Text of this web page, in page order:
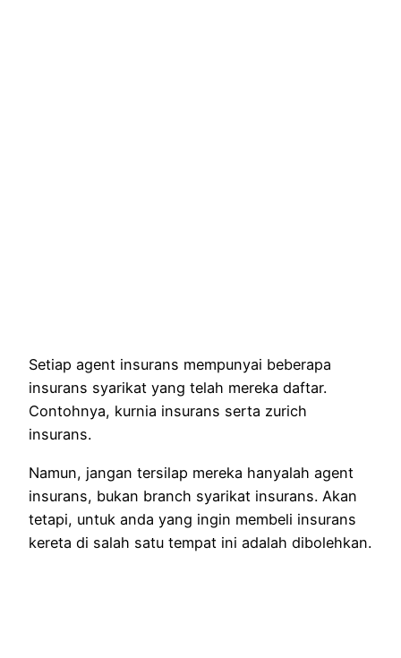
Setiap agent insurans mempunyai beberapa
insurans syarikat yang telah mereka daftar.
Contohnya, kurnia insurans serta zurich
insurans.
Namun, jangan tersilap mereka hanyalah agent
insurans, bukan branch syarikat insurans. Akan
tetapi, untuk anda yang ingin membeli insurans
kereta di salah satu tempat ini adalah dibolehkan.